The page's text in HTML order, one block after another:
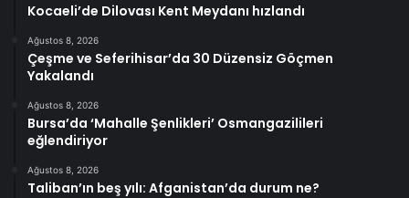
Kocaeli’de Dilovası Kent Meydanı hızlandı
Ağustos 8, 2026
Çeşme ve Seferihisar’da 30 Düzensiz Göçmen
Yakalandı
Ağustos 8, 2026
Bursa’da ‘Mahalle Şenlikleri’ Osmangazilileri
eğlendiriyor
Ağustos 8, 2026
Taliban’ın beş yılı: Afganistan’da durum ne?